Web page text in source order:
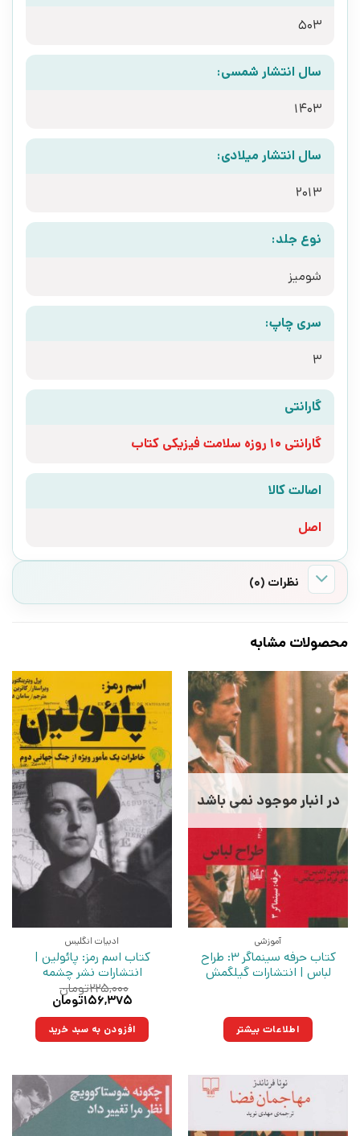
503
سال انتشار شمسی:
1403
سال انتشار میلادی:
2013
نوع جلد:
شومیز
سری چاپ:
3
گارانتی
گارانتی 10 روزه سلامت فیزیکی کتاب
اصالت کالا
اصل
نظرات (0)
محصولات مشابه
در انبار موجود نمی باشد
آموزشی
کتاب حرفه سینماگر 3: طراح
لباس | انتشارات گیلگمش
اطلاعات بیشتر
ادبیات انگلیس
کتاب اسم رمز: پائولین |
انتشارات نشر چشمه
۲۲۵,۰۰۰تومان
قیمت
۲۲۵,۰۰۰تومان
بود.
۱۵۶,۳۷۵تومان
۱۵۶,۳۷۵تومان.افزودن به سبد خرید